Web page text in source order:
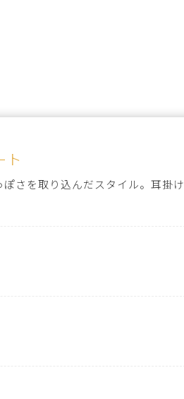
ト
さを取り込んだスタイル。耳掛け